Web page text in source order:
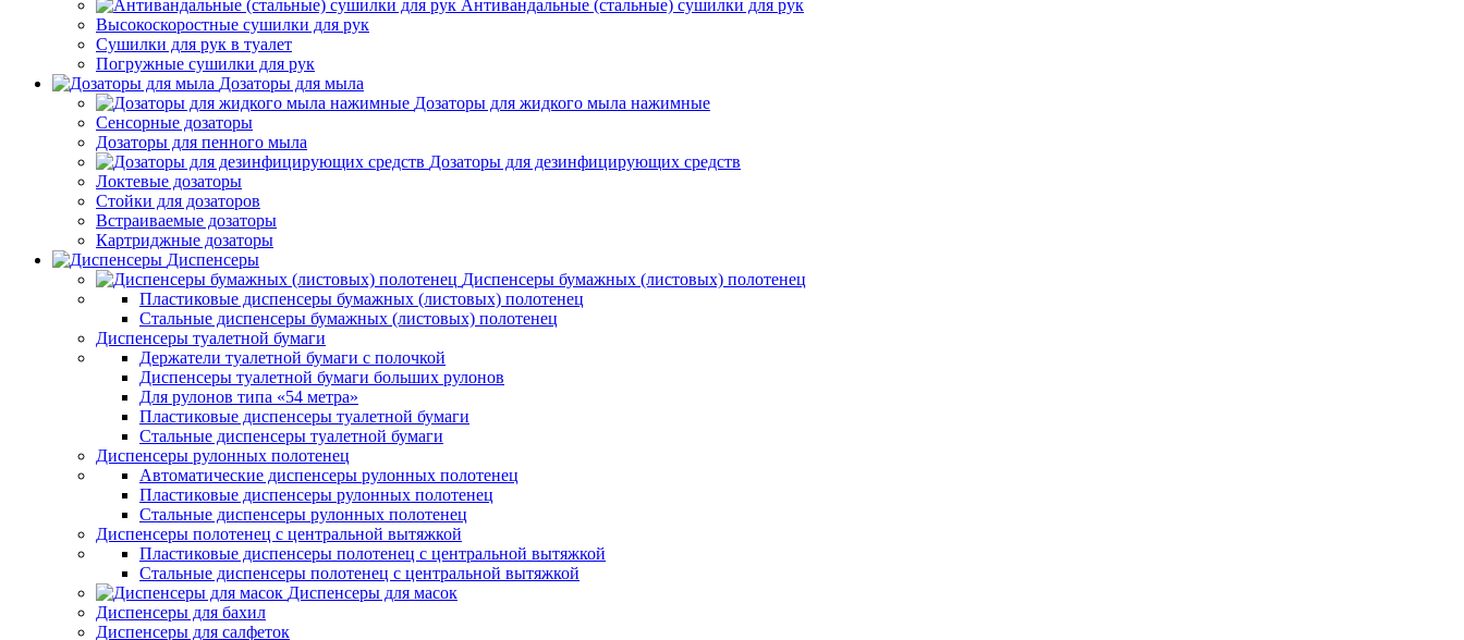
Антивандальные (стальные) сушилки для рук
Высокоскоростные сушилки для рук
Сушилки для рук в туалет
Погружные сушилки для рук
Дозаторы для мыла
Дозаторы для жидкого мыла нажимные
Сенсорные дозаторы
Дозаторы для пенного мыла
Дозаторы для дезинфицирующих средств
Локтевые дозаторы
Стойки для дозаторов
Встраиваемые дозаторы
Картриджные дозаторы
Диспенсеры
Диспенсеры бумажных (листовых) полотенец
Пластиковые диспенсеры бумажных (листовых) полотенец
Стальные диспенсеры бумажных (листовых) полотенец
Диспенсеры туалетной бумаги
Держатели туалетной бумаги с полочкой
Диспенсеры туалетной бумаги больших рулонов
Для рулонов типа «54 метра»
Пластиковые диспенсеры туалетной бумаги
Стальные диспенсеры туалетной бумаги
Диспенсеры рулонных полотенец
Автоматические диспенсеры рулонных полотенец
Пластиковые диспенсеры рулонных полотенец
Стальные диспенсеры рулонных полотенец
Диспенсеры полотенец с центральной вытяжкой
Пластиковые диспенсеры полотенец с центральной вытяжкой
Стальные диспенсеры полотенец с центральной вытяжкой
Диспенсеры для масок
Диспенсеры для бахил
Диспенсеры для салфеток